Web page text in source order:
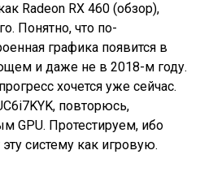
Radeon RX 460 (обзор),
Понятно, что по-
графика появится в
и даже не в 2018-м году.
хочется уже сейчас.
повторюсь,
GPU. Протестируем, ибо
систему как игровую.